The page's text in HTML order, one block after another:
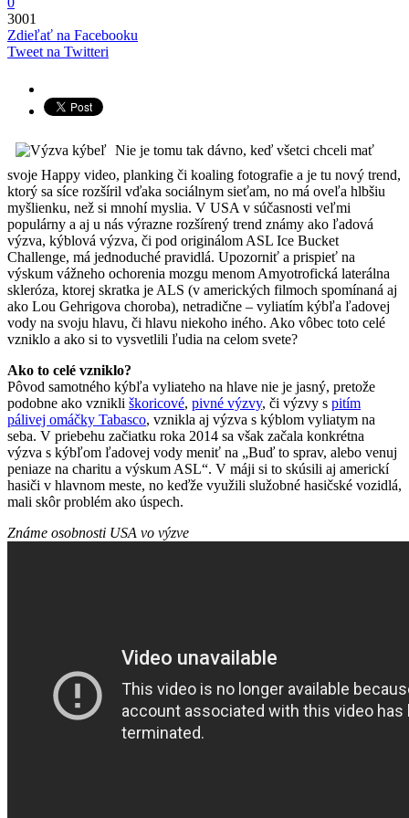
3001
Zdieľať na Facebooku
Tweet na Twitteri
Nie je tomu tak dávno, keď všetci chceli mať
svoje Happy video, planking či koaling fotografie a je tu nový trend,
ktorý sa síce rozšíril vďaka sociálnym sieťam, no má oveľa hlbšiu
myšlienku, než si mnohí myslia. V USA v súčasnosti veľmi
populárny a aj u nás výrazne rozšírený trend známy ako ľadová
výzva, kýblová výzva, či pod originálom ASL Ice Bucket
Challenge, má jednoduché pravidlá. Upozorniť a prispieť na
výskum vážneho ochorenia mozgu menom Amyotrofická laterálna
skleróza, ktorej skratka je ALS (v amerických filmoch spomínaná aj
ako Lou Gehrigova choroba), netradične – vyliatím kýbľa ľadovej
vody na svoju hlavu, či hlavu niekoho iného. Ako vôbec toto celé
vzniklo a ako si to vysvetlili ľudia na celom svete?
Ako to celé vzniklo?
Pôvod samotného kýbľa vyliateho na hlave nie je jasný, pretože
podobne ako vznikli škoricové, pivné výzvy, či výzvy s pitím
pálivej omáčky Tabasco, vznikla aj výzva s kýblom vyliatym na
seba. V priebehu začiatku roka 2014 sa však začala konkrétna
výzva s kýbľom ľadovej vody meniť na „Buď to sprav, alebo venuj
peniaze na charitu a výskum ASL“. V máji si to skúsili aj americkí
hasiči v hlavnom meste, no keďže využili služobné hasičské vozidlá,
mali skôr problém ako úspech.
Známe osobnosti USA vo výzve